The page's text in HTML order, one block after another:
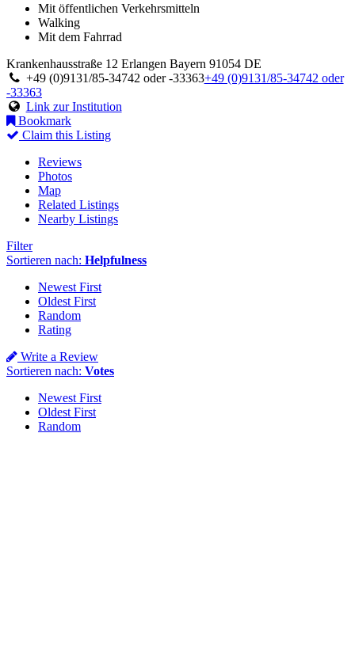
Mit öffentlichen Verkehrsmitteln
Walking
Mit dem Fahrrad
Krankenhausstraße 12 Erlangen Bayern 91054 DE
+49 (0)9131/85-34742 oder -33363+49 (0)9131/85-34742 oder
-33363
Link zur Institution
Bookmark
Claim this Listing
Reviews
Photos
Map
Related Listings
Nearby Listings
Filter
Sortieren nach: Helpfulness
Newest First
Oldest First
Random
Rating
Write a Review
Sortieren nach: Votes
Newest First
Oldest First
Random